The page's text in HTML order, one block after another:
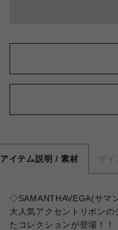
アイテム説明 / 素材 サイ
◇SAMANTHAVEGA(サマ
大人気アクセントリボン
たコレクションが登場！